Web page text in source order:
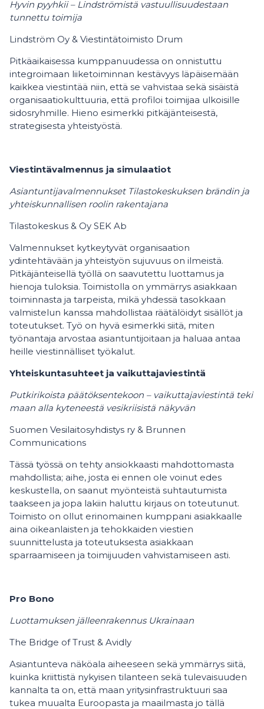
Hyvin pyyhkii – Lindströmistä vastuullisuudestaan
tunnettu toimija
Lindström Oy & Viestintätoimisto Drum
Pitkäaikaisessa kumppanuudessa on onnistuttu
integroimaan liiketoiminnan kestävyys läpäisemään
kaikkea viestintää niin, että se vahvistaa sekä sisäistä
organisaatiokulttuuria, että profiloi toimijaa ulkoisille
sidosryhmille. Hieno esimerkki pitkäjänteisestä,
strategisesta yhteistyöstä.
Viestintävalmennus ja simulaatiot
Asiantuntijavalmennukset Tilastokeskuksen brändin ja
yhteiskunnallisen roolin rakentajana
Tilastokeskus & Oy SEK Ab
Valmennukset kytkeytyvät organisaation
ydintehtävään ja yhteistyön sujuvuus on ilmeistä.
Pitkäjänteisellä työllä on saavutettu luottamus ja
hienoja tuloksia. Toimistolla on ymmärrys asiakkaan
toiminnasta ja tarpeista, mikä yhdessä tasokkaan
valmistelun kanssa mahdollistaa räätälöidyt sisällöt ja
toteutukset. Työ on hyvä esimerkki siitä, miten
työnantaja arvostaa asiantuntijoitaan ja haluaa antaa
heille viestinnälliset työkalut.
Yhteiskuntasuhteet ja vaikuttajaviestintä
Putkirikoista päätöksentekoon – vaikuttajaviestintä teki
maan alla kyteneestä vesikriisistä näkyvän
Suomen Vesilaitosyhdistys ry & Brunnen
Communications
Tässä työssä on tehty ansiokkaasti mahdottomasta
mahdollista; aihe, josta ei ennen ole voinut edes
keskustella, on saanut myönteistä suhtautumista
taakseen ja jopa lakiin haluttu kirjaus on toteutunut.
Toimisto on ollut erinomainen kumppani asiakkaalle
aina oikeanlaisten ja tehokkaiden viestien
suunnittelusta ja toteutuksesta asiakkaan
sparraamiseen ja toimijuuden vahvistamiseen asti.
Pro Bono
Luottamuksen jälleenrakennus Ukrainaan
The Bridge of Trust & Avidly
Asiantunteva näköala aiheeseen sekä ymmärrys siitä,
kuinka kriittistä nykyisen tilanteen sekä tulevaisuuden
kannalta ta on, että maan yritysinfrastruktuuri saa
tukea muualta Euroopasta ja maailmasta jo tällä